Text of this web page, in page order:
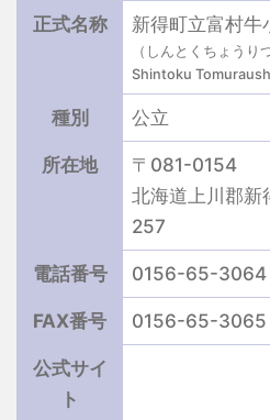
正式名称 新得町立富村牛
（しんとくちょうり
Shintoku
種別 公立
所在地
〒081-0154
北海道上川郡新
257
電話番号 0156-65-3064
FAX番号 0156-65-3065
公式サイ
ト